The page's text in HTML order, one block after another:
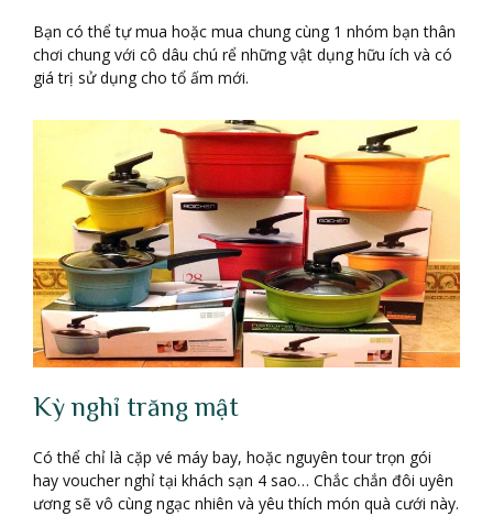
Bạn có thể tự mua hoặc mua chung cùng 1 nhóm bạn thân
chơi chung với cô dâu chú rể những vật dụng hữu ích và có
giá trị sử dụng cho tổ ấm mới.
Kỳ nghỉ trăng mật
Có thể chỉ là cặp vé máy bay, hoặc nguyên tour trọn gói
hay voucher nghỉ tại khách sạn 4 sao… Chắc chắn đôi uyên
ương sẽ vô cùng ngạc nhiên và yêu thích món quà cưới này.